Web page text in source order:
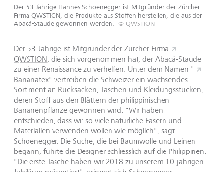
Der 53-Jährige Hannes Schoenegger ist Mitgründer der Zürcher
Firma QWSTION, die Produkte aus Stoffen herstellen, die aus der
Abacá-Staude gewonnen werden.
© QWSTION
Der 53-Jährige ist Mitgründer der Zürcher Firma
QWSTION, die sich vorgenommen hat, der Abacá-Staude
zu einer Renaissance zu verhelfen. Unter dem Namen "
Bananatex" vertreiben die Schweizer ein wachsendes
Sortiment an Rucksäcken, Taschen und Kleidungsstücken,
deren Stoff aus den Blättern der philippinischen
Bananenpflanze gewonnen wird. "Wir haben
entschieden, dass wir so viele natürliche Fasern und
Materialien verwenden wollen wie möglich", sagt
Schoenegger. Die Suche, die bei Baumwolle und Leinen
begann, führte die Designer schliesslich auf die Philippinen.
"Die erste Tasche haben wir 2018 zu unserem 10-jährigen